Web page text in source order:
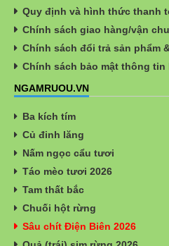
Quy định và hình thức thanh
Chính sách giao hàng/vận
Chính sách đổi trả sản phẩm
Chính sách bảo mật thông tin
NGAMRUOU.VN
Ba kích tím
Củ đinh lăng
Nấm ngọc cẩu tươi
Táo mèo tươi 2026
Tam thất bắc
Chuối hột rừng
Sâu chít Điện Biên 2026